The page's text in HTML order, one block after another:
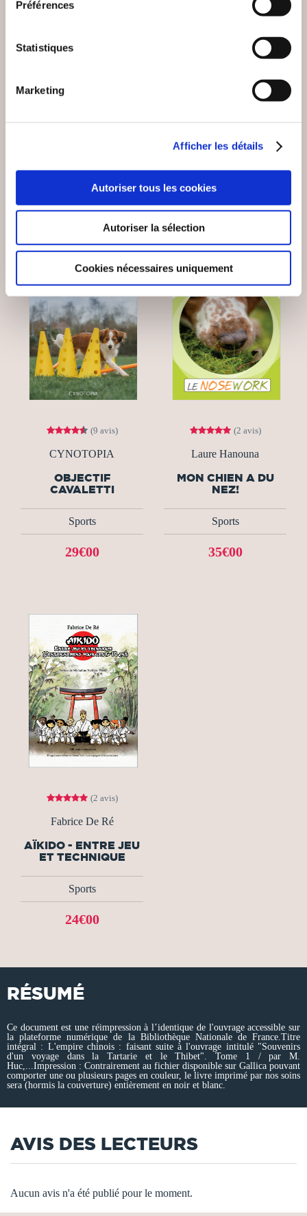
Préférences
Statistiques
Marketing
Afficher les détails
Autoriser tous les cookies
Autoriser la sélection
Cookies nécessaires uniquement
Hick Pascal
BASKETBALL TOME2
29€00
Elodie THOURY
JOURS DE YOGA
Sports
29€90
Coup de
(9 avis)
CYNOTOPIA
OBJECTIF
CAVALETTI
Sports
29€00
(2 avis)
Laure Hanouna
MON CHIEN A DU
NEZ!
Sports
35€00
(2 avis)
Fabrice De Ré
AÏKIDO - ENTRE JEU
ET TECHNIQUE
Sports
24€00
RÉSUMÉ
Ce document est une réimpression à l’identique de l'ouvrage accessible sur
la plateforme numérique de la Bibliothèque Nationale de France.Titre
intégral : L'empire chinois : faisant suite à l'ouvrage intitulé "Souvenirs
d'un voyage dans la Tartarie et le Thibet". Tome 1 / par M.
Huc,...Impression : Contrairement au fichier disponible sur Gallica pouvant
comporter une ou plusieurs pages en couleur, le livre imprimé par nos soins
sera (hormis la couverture) entièrement en noir et blanc.
AVIS DES LECTEURS
Aucun avis n'a été publié pour le moment.